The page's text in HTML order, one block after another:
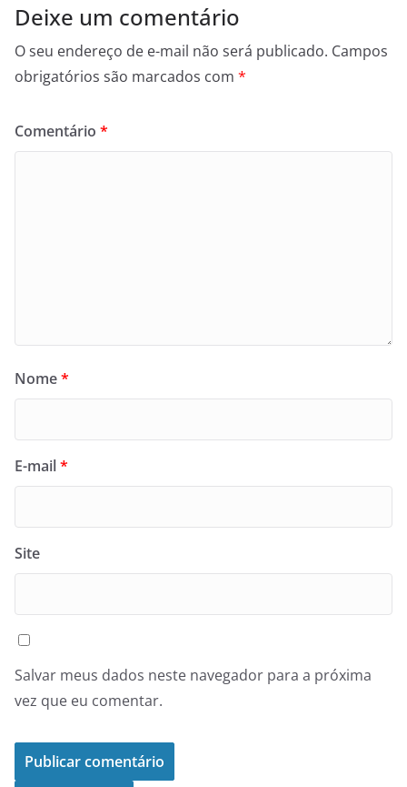
Deixe um comentário
O seu endereço de e-mail não será publicado. Campos
obrigatórios são marcados com *
Comentário *
Nome*
E-mail*
Site
Salvar meus dados neste navegador para a próxima
vez que eu comentar.